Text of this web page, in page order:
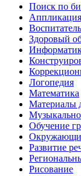
Поиск по
Здоровый
Логопедия
Математика
Материалы
Обучение
Развитие
Рисование